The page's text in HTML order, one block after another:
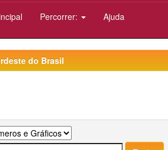
Percorrer: Ajuda
do Brasil